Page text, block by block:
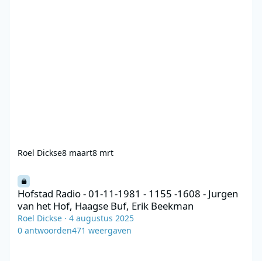
Roel Dickse8 maart8 mrt
Hofstad Radio - 01-11-1981 - 1155 -1608 - Jurgen
van het Hof, Haagse Buf, Erik Beekman
Roel Dickse · 4 augustus 2025
0 antwoorden471 weergaven